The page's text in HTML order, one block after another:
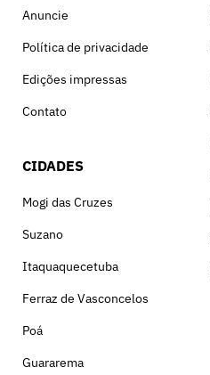
Anuncie
Política de privacidade
Edições impressas
Contato
CIDADES
Mogi das Cruzes
Suzano
Itaquaquecetuba
Ferraz de Vasconcelos
Poá
Guararema